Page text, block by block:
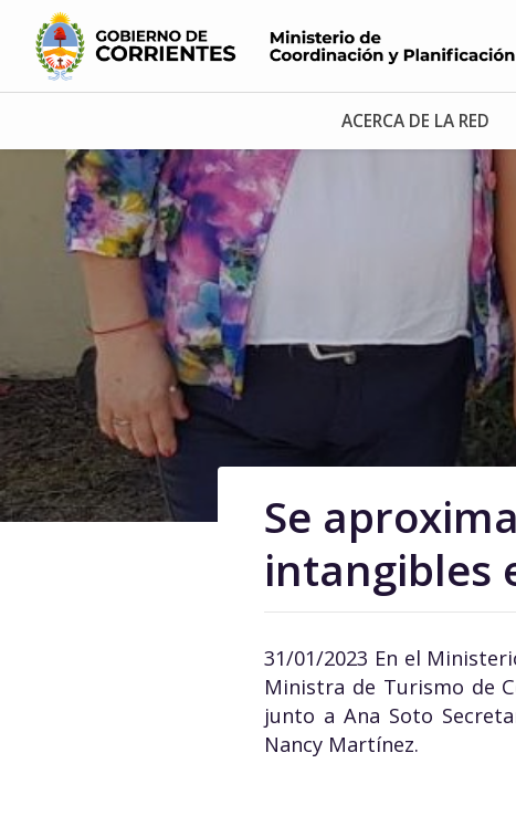
ACERCA DE LA RED
Se
intangibles
31/01/2023 En el
Ministra de Turismo de
junto a Ana Soto
Nancy Martínez.